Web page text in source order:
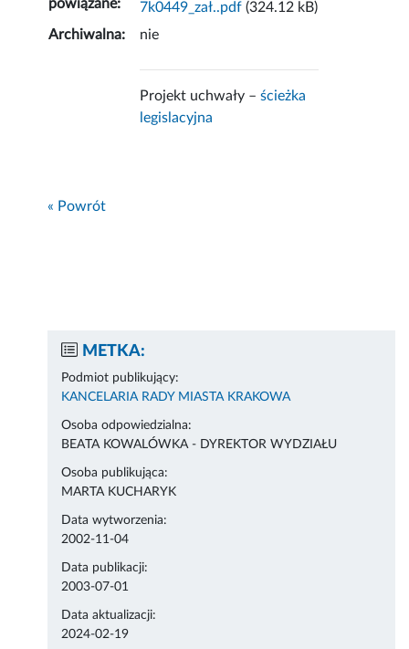
powiązane:
7k0449_zał..pdf (324.12 kB)
Archiwalna:
nie
Projekt uchwały –ścieżka
legislacyjna
« Powrót
METKA:
Podmiot publikujący:
KANCELARIA RADY MIASTA KRAKOWA
Osoba odpowiedzialna:
BEATA KOWALÓWKA - DYREKTOR WYDZIAŁU
Osoba publikująca:
MARTA KUCHARYK
Data wytworzenia:
2002-11-04
Data publikacji:
2003-07-01
Data aktualizacji:
2024-02-19